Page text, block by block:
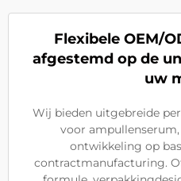
Flexibele OEM/
afgestemd op de
uw
Wij bieden uitgebreide
voor
ontwikkeling op
contractmanufacturing.